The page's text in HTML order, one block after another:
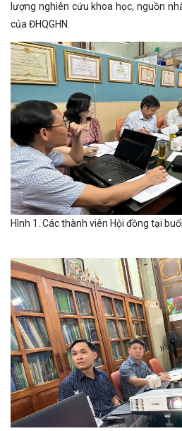
lượng nghiên cứu khoa học, nguồn
của ĐHQGHN.
Hình 1. Các thành viên Hội đồng tại